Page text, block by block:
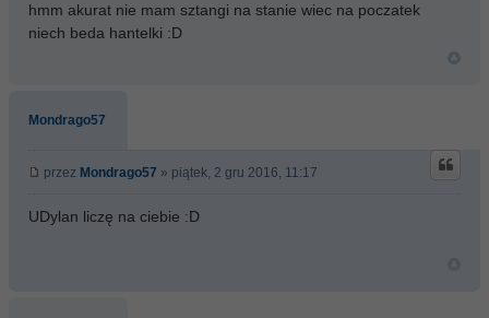
hmm akurat nie mam sztangi na stanie wiec na poczatek
niech beda hantelki :D
Mondrago57
przez Mondrago57 » piątek, 2 gru 2016, 11:17
UDylan liczę na ciebie :D